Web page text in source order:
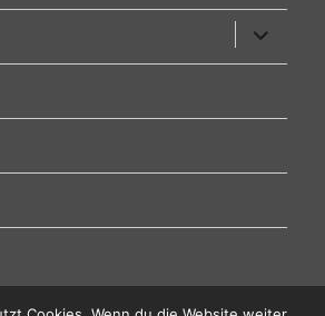
öffnen
öffnen